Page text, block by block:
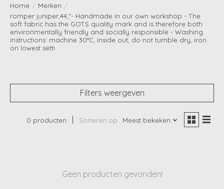
Home / Merken /
romper juniper,44,"- Handmade in our own workshop - The
soft fabric has the GOTS quality mark and is therefore both
environmentally friendly and socially responsible - Washing
instructions: machine 30°C, inside out, do not tumble dry, iron
on lowest setti
Filters weergeven
0 producten Sorteren op Meest bekeken
Geen producten gevonden!